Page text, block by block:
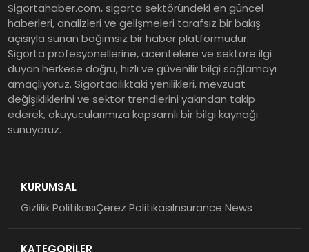
Mevduat kısa vadeyi, koruma
ürünleri uzun vadeyi tutuyor
Şekerbank 2026 İlk Yarı Finansal
Sonuçları
EY Küresel Siber Güvenlik
Sigortahaber.com, sigorta sektöründeki en güncel
haberleri, analizleri ve gelişmeleri tarafsız bir bakış
açısıyla sunan bağımsız bir haber platformudur.
Sigorta profesyonellerine, acentelere ve sektöre ilgi
duyan herkese doğru, hızlı ve güvenilir bilgi sağlamayı
amaçlıyoruz. Sigortacılıktaki yenilikleri, mevzuat
değişikliklerini ve sektör trendlerini yakından takip
ederek, okuyucularımıza kapsamlı bir bilgi kaynağı
sunuyoruz.
KURUMSAL
Gizlilik PolitikasıÇerez PolitikasıInsurance News
KATEGORİLER